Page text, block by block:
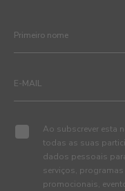
Ao subscrever esta
todas as suas
dados pessoais
serviços,
promocionais,